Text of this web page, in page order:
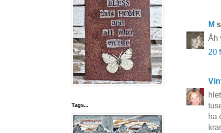
M
Åh
20
ha
Tags...